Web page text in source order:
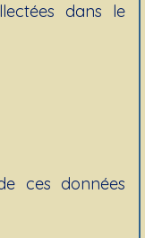
dans le
ces données